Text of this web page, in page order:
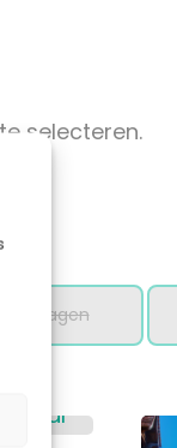
selecteren.
9 Dagen